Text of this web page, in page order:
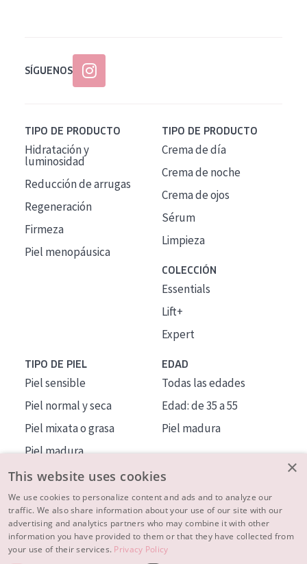
SÍGUENOS
TIPO DE PRODUCTO
Hidratación y
luminosidad
Reducción de arrugas
Regeneración
Firmeza
Piel menopáusica
TIPO DE PRODUCTO
Crema de día
Crema de noche
Crema de ojos
Sérum
Limpieza
COLECCIÓN
Essentials
Lift+
Expert
TIPO DE PIEL
Piel sensible
Piel normal y seca
Piel mixata o grasa
Piel madura
Piel expuesta al sol
Piel menopáusica
EDAD
Todas las edades
Edad: de 35 a 55
Piel madura
MÁS SOBRE NOSOTROS
INSPIRACIÓN
×
This website uses cookies
We use cookies to personalize content and ads and to analyze our
traffic. We also share information about your use of our site with our
advertising and analytics partners who may combine it with other
information you have provided to them or that they have collected from
your use of their services. Privacy Policy